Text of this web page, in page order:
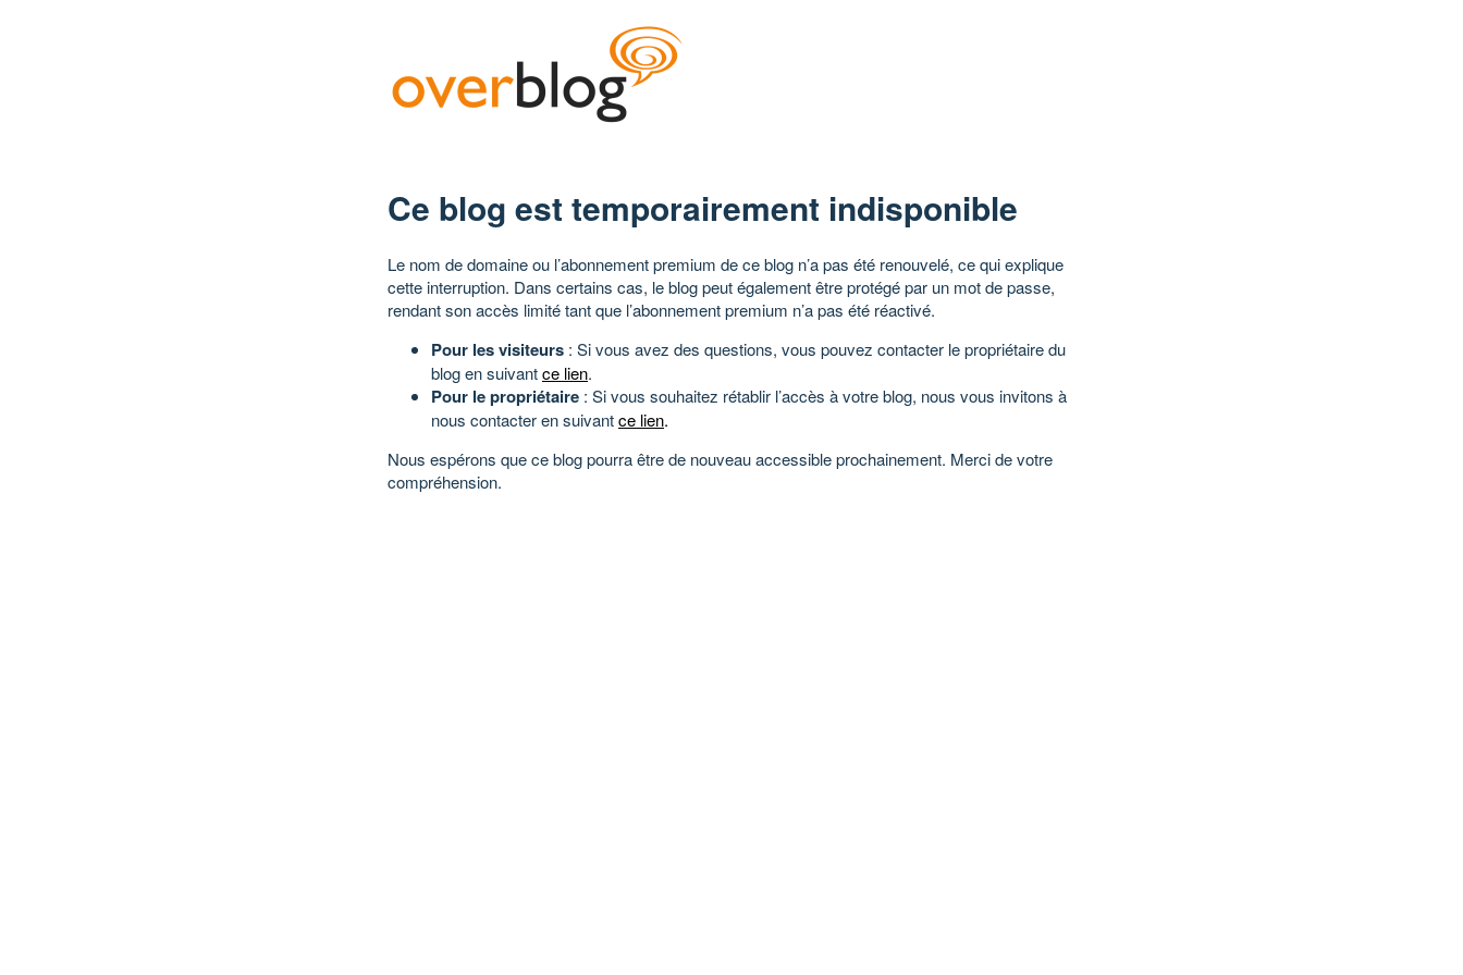
Ce blog est temporairement indisponible
Le nom de domaine ou l’abonnement premium de ce blog n’a pas été renouvelé, ce qui explique
cette interruption. Dans certains cas, le blog peut également être protégé par un mot de passe,
rendant son accès limité tant que l’abonnement premium n’a pas été réactivé.
Pour les visiteurs : Si vous avez des questions, vous pouvez contacter le propriétaire du
blog en suivantce lien.
Pour le propriétaire : Si vous souhaitez rétablir l’accès à votre blog, nous vous invitons à
nous contacter en suivantce lien.
Nous espérons que ce blog pourra être de nouveau accessible prochainement. Merci de votre
compréhension.